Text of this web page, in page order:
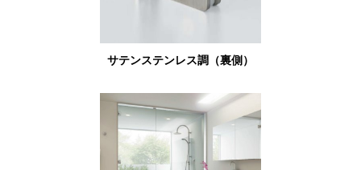
サテンステンレス調（裏側）